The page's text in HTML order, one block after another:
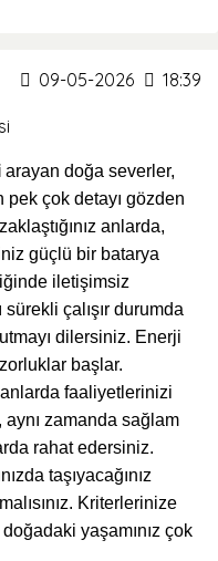
09-05-2026 18:39
arayan doğa severler,
pek çok detayı gözden
anlarda,
güçlü bir batarya
iletişimsiz
sürekli çalışır durumda
dilersiniz. Enerji
başlar.
faaliyetlerinizi
zamanda sağlam
rahat edersiniz.
taşıyacağınız
Kriterlerinize
yaşamınız çok